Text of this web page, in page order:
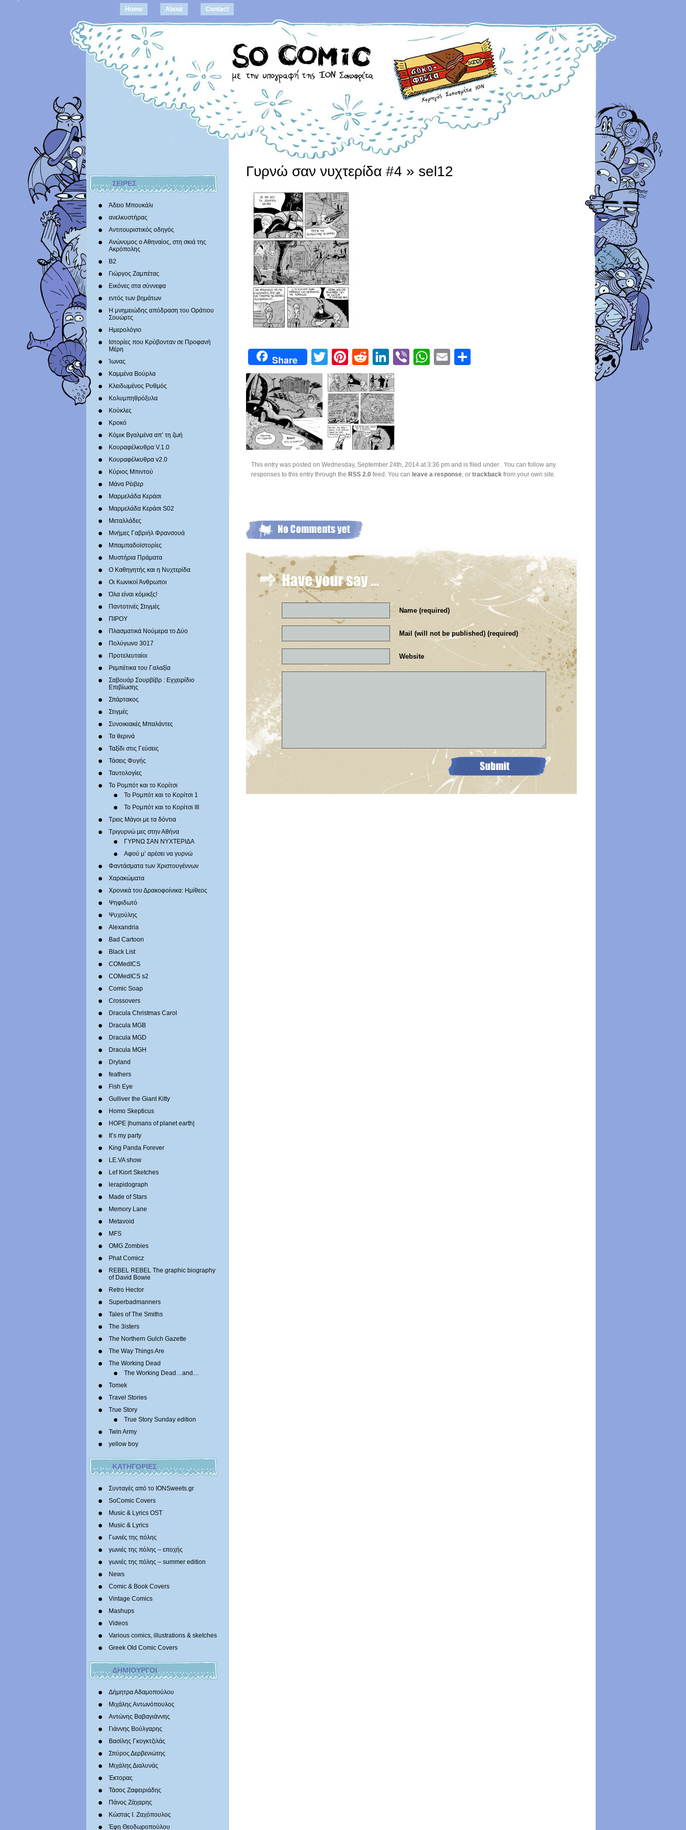
Home About Contact
ΣΕΙΡΕΣ
Άδειο Μπουκάλι
ανελκυστήρας
Αντιτουριστικός οδηγός
Ανώνυμος ο Αθηναίος, στη σκιά της
Ακρόπολης
Β2
Γιώργος Ζαμπέτας
Εικόνες στα σύννεφα
εντός των βημάτων
Η μνημειώδης απόδραση του Οράτιου
Σουώρτς
Ημερολόγιο
Ιστορίες που Κρύβονταν σε Προφανή
Μέρη
Ίωνας
Καμμένα Βούρλα
Κλειδωμένος Ρυθμός
Κολυμπηθρόξυλα
Κούκλες
Κροκό
Κόμικ Βγαλμένα απ’ τη ζωή
Κουραφέλκυθρα V.1.0
Κουραφέλκυθρα v2.0
Κύριος Μπιντού
Μάνα Ρέιβερ
Μαρμελάδα Κεράσι
Μαρμελάδα Κεράσι S02
Μεταλλάδες
Mνήμες Γαβριήλ Φρανσουά
Μπαμπαδοϊστορίες
Μυστήρια Πράματα
Ο Καθηγητής και η Νυχτερίδα
Οι Κωνικοί Άνθρωποι
Όλα είναι κόμικξς!
Παντοτινές Στιγμές
ΠΙΡΟΥ
Πλασματικά Νούμερα το Δύο
Πολύγωνο 3017
Προτελευταίοι
Ρεμπέτικα του Γαλαξία
Σαβουάρ Σουρβίβρ : Εγχειρίδιο
Επιβίωσης
Σπάρτακος
Στιγμές
Συνοικιακές Μπαλάντες
Τα θερινά
Ταξίδι στις Γεύσεις
Τάσεις Φυγής
Ταυτολογίες
Το Ρομπότ και το Κορίτσι
Το Ρομπότ και το Κορίτσι 1
Το Ρομπότ και το Κορίτσι III
Τρεις Μάγοι με τα δόντια
Τριγυρνώ μες στην Αθήνα
ΓΥΡΝΩ ΣΑΝ ΝΥΧΤΕΡΙΔΑ
Αφού μ’ αρέσει να γυρνώ
Φαντάσματα των Χριστουγέννων
Χαρακώματα
Χρονικά του Δρακοφοίνικα: Ημίθεος
Ψηφιδωτό
Ψυχούλης
Alexandria
Bad Cartoon
Black List
COMedICS
COMedICS s2
Comic Soap
Crossovers
Dracula Christmas Carol
Dracula MGB
Dracula MGD
Dracula MGH
Dryland
feathers
Fish Eye
Gulliver the Giant Kitty
Homo Skepticus
HOPE |humans of planet earth|
It’s my party
King Panda Forever
LE.VA show
Lef Kiort Sketches
lerapidograph
Made of Stars
Memory Lane
Metavoid
MFS
OMG Zombies
Phat Comicz
REBEL REBEL The graphic biography
of David Bowie
Retro Hector
Superbadmanners
Tales of The Smiths
The 3isters
The Northern Gulch Gazette
The Way Things Are
The Working Dead
The Working Dead…and…
Tomek
Travel Stories
True Story
True Story Sunday edition
Twin Army
yellow boy
ΚΑΤΗΓΟΡΙΕΣ
Συνταγές από το IONSweets.gr
SoComic Covers
Music & Lyrics OST
Music & Lyrics
Γωνιές της πόλης
γωνιές της πόλης – εποχής
γωνιές της πόλης – summer edition
News
Comic & Book Covers
Vintage Comics
Mashups
Videos
Various comics, illustrations & sketches
Greek Old Comic Covers
ΔΗΜΙΟΥΡΓΟΙ
Δήμητρα Αδαμοπούλου
Μιχάλης Αντωνόπουλος
Αντώνης Βαβαγιάννης
Γιάννης Βούλγαρης
Βασίλης Γκογκτζιλάς
Σπύρος Δερβενιώτης
Mιχάλης Διαλυνάς
Έκτορας
Τάσος Ζαφειριάδης
Πάνος Ζάχαρης
Κώστας Ι. Ζαχόπουλoς
Έφη Θεοδωροπούλου
Γυρνώ σαν νυχτερίδα #4 » sel12
Share Twitter
Pinterest
RedditLinkedIn
ViberWhatsApp
Email
This entry was posted on Wednesday, September 24th, 2014 at 3:36 pm and is filed under . You can follow any
responses to this entry through the RSS 2.0 feed. You can leave a response , or trackback from your own site.
Name (required)
Mail (will not be published) (required)
Website